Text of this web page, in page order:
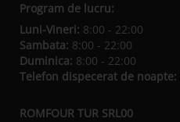
Program de lucru:
Luni-Vineri: 8:00 - 22:00
Sambata: 8:00 - 22:00
Duminica: 8:00 - 22:00
Telefon dispecerat de noapte:
ROMFOUR TUR SRL00